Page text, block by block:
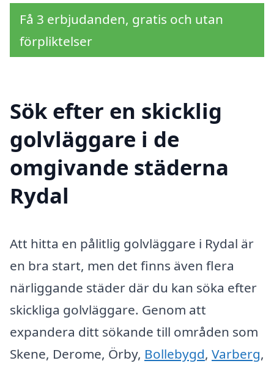
Få 3 erbjudanden, gratis och utan
förpliktelser
Sök efter en skicklig
golvläggare i de
omgivande städerna
Rydal
Att hitta en pålitlig golvläggare i Rydal är
en bra start, men det finns även flera
närliggande städer där du kan söka efter
skickliga golvläggare. Genom att
expandera ditt sökande till områden som
Skene, Derome, Örby, Bollebygd, Varberg,